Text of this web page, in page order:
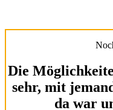
Die
sehr, mit
da war